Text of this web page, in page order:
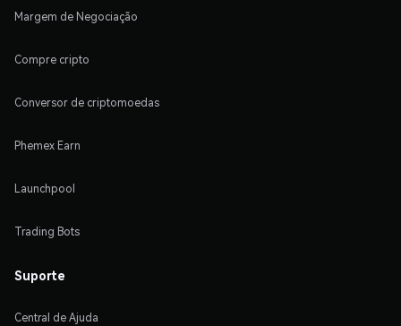
Margem de Negociação
Compre cripto
Conversor de criptomoedas
Phemex Earn
Launchpool
Trading Bots
Suporte
Central de Ajuda